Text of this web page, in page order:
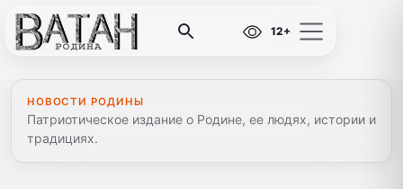
12+
НОВОСТИ РОДИНЫ
Патриотическое издание о Родине, ее людях, истории и
традициях.